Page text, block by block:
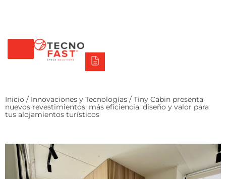
Inicio / Innovaciones y Tecnologías / Tiny Cabin presenta
nuevos revestimientos: más eficiencia, diseño y valor para
tus alojamientos turísticos